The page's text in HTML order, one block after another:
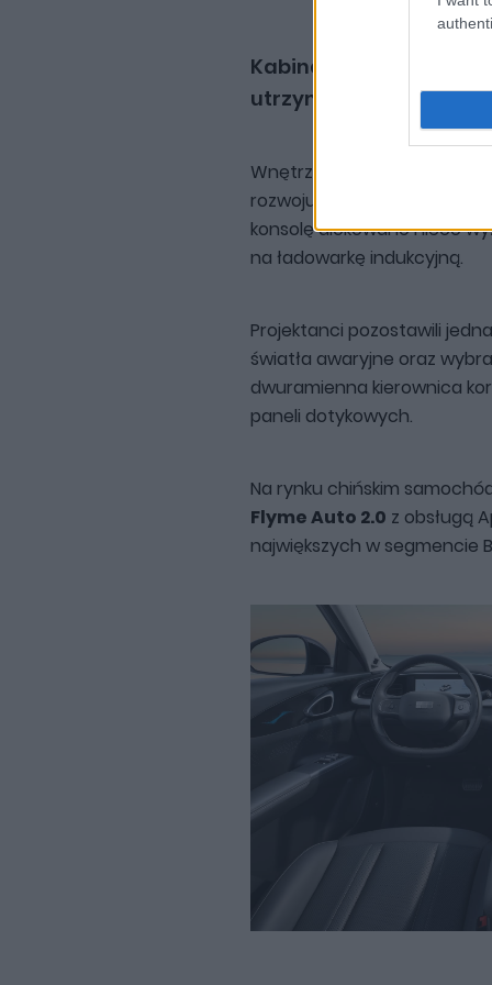
Kabina jest prosta i
utrzymać niską cenę
Wnętrze Geely E2
rozwoju chińskich
konsolę ulokowano nieco
na ładowarkę indukcyjną.
Projektanci pozostawili
światła awaryjne oraz
dwuramienna kierownica
paneli dotykowych.
Na rynku chińskim
Flyme Auto 2.0 z obsługą
największych w segmencie